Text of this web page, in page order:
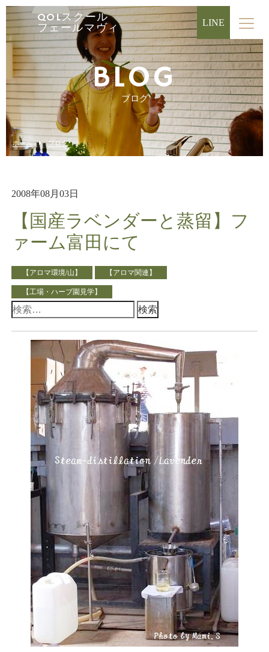
QOLスクール
フェールマヴィ
LINE
BLOG
ブログ
ホーム ブログ
2008年08月03日
【国産ラベンダーと蒸留】フ
ァーム富田にて
【アロマ環境/山】 【アロマ関連】
【工場・ハーブ園見学】
検